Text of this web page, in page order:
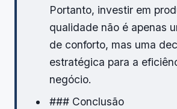
Portanto, investir em
qualidade não é apenas
de conforto, mas uma
estratégica para a
negócio.
### Conclusão